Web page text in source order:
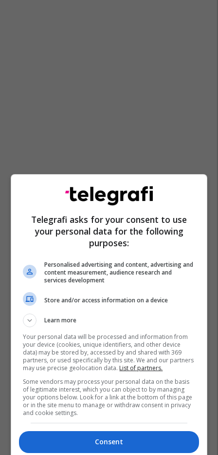
Telegrafi asks for your consent to use
your personal data for the following
purposes:
Personalised advertising and content, advertising and
content measurement, audience research and
services development
Store and/or access information on a device
Learn more
Your personal data will be processed and information from
your device (cookies, unique identifiers, and other device
data) may be stored by, accessed by and shared with 369
partners, or used specifically by this site. We and our partners
may use precise geolocation data. List of partners.
Some vendors may process your personal data on the basis
of legitimate interest, which you can object to by managing
your options below. Look for a link at the bottom of this page
or in the site menu to manage or withdraw consent in privacy
and cookie settings.
Consent